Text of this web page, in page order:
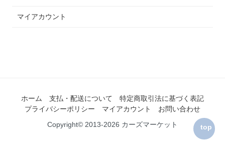
top
マイアカウント
ホーム 支払・配送について
特定商取引法に基づく表記
プライバシーポリシー
マイアカウント
お問い合わせ
Copyright© 2013-2026 カーズマーケット